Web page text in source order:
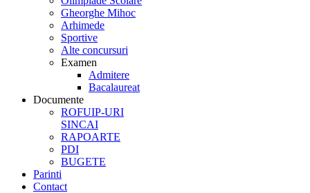
Gheorghe Mihoc
Arhimede
Sportive
Alte concursuri
Examen
Admitere
Bacalaureat
Documente
ROFUIP-URI
SINCAI
RAPOARTE
PDI
BUGETE
Parinti
Contact